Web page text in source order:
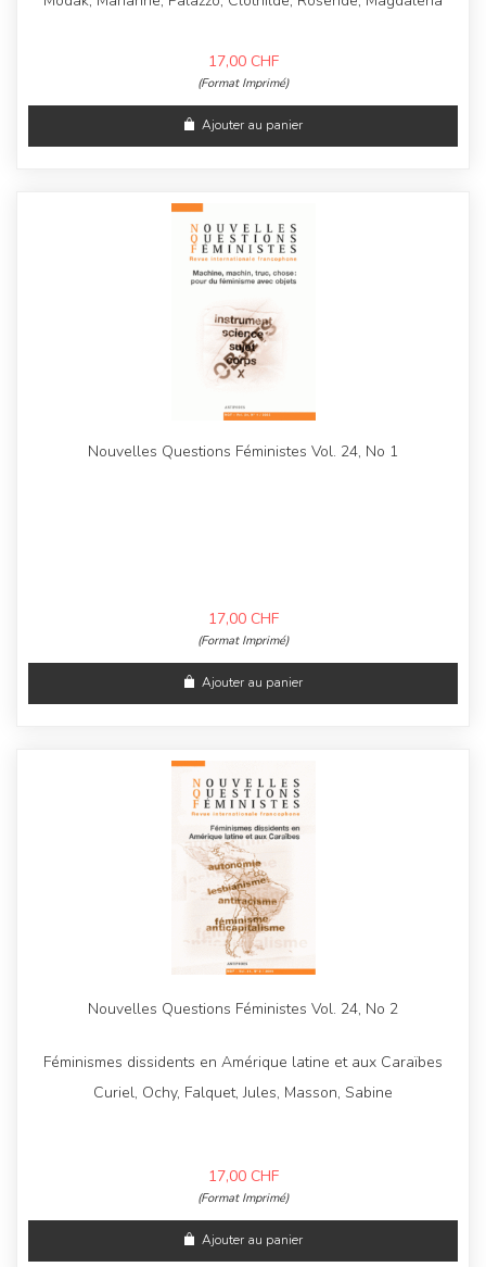
17,00 CHF
(Format Imprimé)
Ajouter au panier
Nouvelles Questions Féministes Vol. 24, No 1
17,00 CHF
(Format Imprimé)
Ajouter au panier
Nouvelles Questions Féministes Vol. 24, No 2
Féminismes dissidents en Amérique latine et aux Caraïbes
Curiel, Ochy, Falquet, Jules, Masson, Sabine
17,00 CHF
(Format Imprimé)
Ajouter au panier